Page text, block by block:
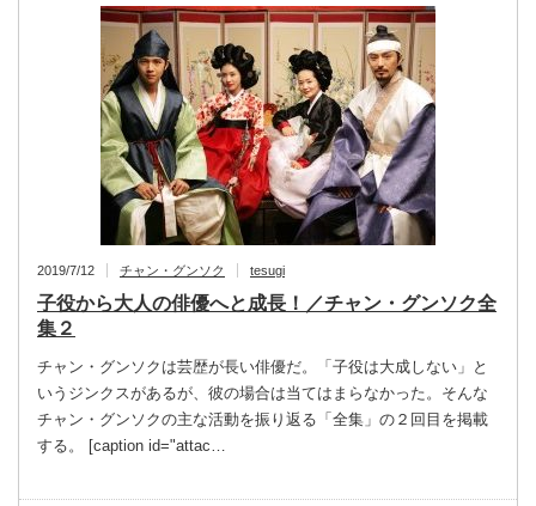
2019/7/12 チャン・グンソク tesugi
子役から大人の俳優へと成長！／チャン・グンソク全
集２
チャン・グンソクは芸歴が長い俳優だ。「子役は大成しない」と
いうジンクスがあるが、彼の場合は当てはまらなかった。そんな
チャン・グンソクの主な活動を振り返る「全集」の２回目を掲載
する。 [caption id="attac…